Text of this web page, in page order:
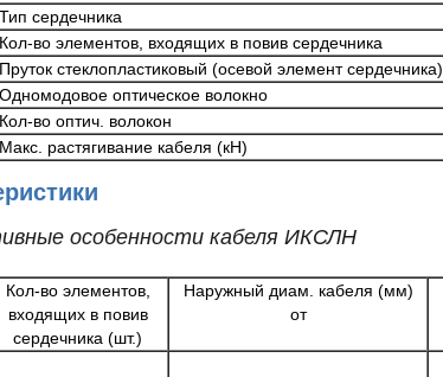
Тип сердечника
Кол-во элементов, входящих в повив сердечника
Пруток стеклопластиковый (осевой элемент сердечника)
Одномодовое оптическое волокно
Кол-во оптич. волокон
Макс. растягивание кабеля (кН)
особенности кабеля ИКСЛН
Кол-во элементов,
входящих в повив
сердечника (шт.)
Наружный диам. кабеля (мм)
от